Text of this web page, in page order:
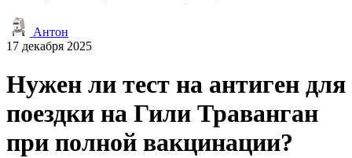
Антон
17 декабря 2025
Нужен ли тест на антиген для
поездки на Гили Траванган
при полной вакцинации?